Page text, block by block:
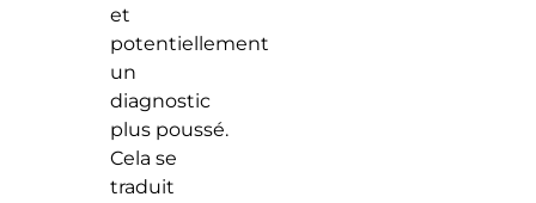
et
potentiellement
un
diagnostic
plus poussé.
Cela se
traduit